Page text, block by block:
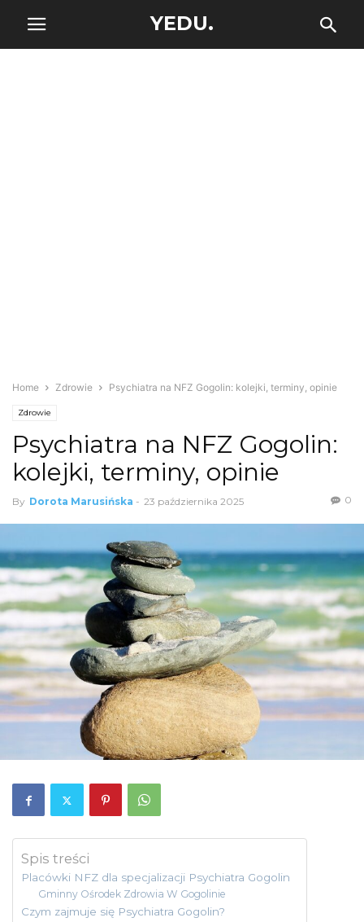
YEDU.
Home Zdrowie Psychiatra na NFZ Gogolin: kolejki, terminy, opinie
Zdrowie
Psychiatra na NFZ Gogolin:
kolejki, terminy, opinie
By Dorota Marusińska - 23 października 2025 0
Spis treści
Placówki NFZ dla specjalizacji Psychiatra Gogolin
Gminny Ośrodek Zdrowia W Gogolinie
Czym zajmuje się Psychiatra Gogolin?